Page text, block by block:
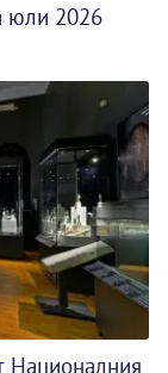
юли 2026
Националния